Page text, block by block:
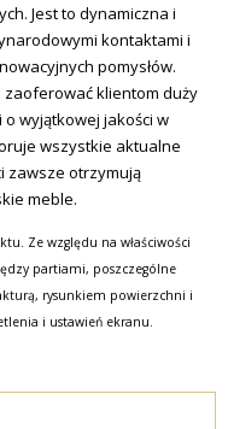
Jest to dynamiczna i
kontaktami i
pomysłów.
zaoferować klientom duży
wyjątkowej jakości w
wszystkie aktualne
zawsze otrzymują
meble.
Ze względu na właściwości
partiami, poszczególne
rysunkiem powierzchni i
i ustawień ekranu.